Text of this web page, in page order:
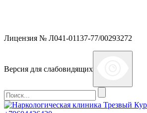
Лицензия № Л041-01137-77/00293272
Версия для слабовидящих